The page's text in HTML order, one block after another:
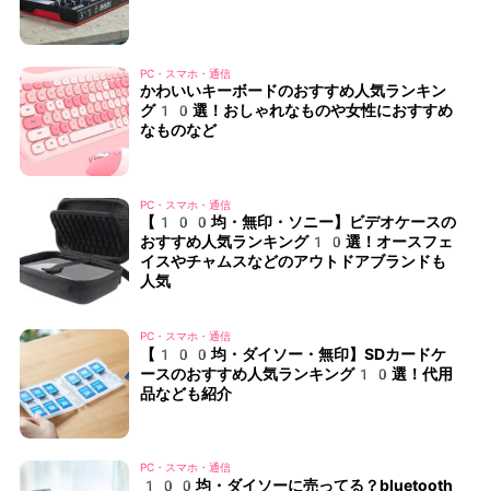
PC・スマホ・通信
かわいいキーボードのおすすめ人気ランキン
グ10選！おしゃれなものや女性におすすめ
なものなど
PC・スマホ・通信
【100均・無印・ソニー】ビデオケースの
おすすめ人気ランキング10選！オースフェ
イスやチャムスなどのアウトドアブランドも
人気
PC・スマホ・通信
【100均・ダイソー・無印】SDカードケ
ースのおすすめ人気ランキング10選！代用
品なども紹介
PC・スマホ・通信
100均・ダイソーに売ってる？bluetooth